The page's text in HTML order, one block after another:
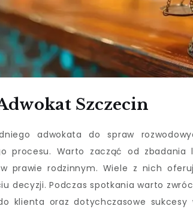
Szczecin
adwokata do spraw
procesu. Warto zacząć od
prawie rodzinnym. Wiele z nich
decyzji. Podczas spotkania warto
klienta oraz dotychczasowe sukcesy